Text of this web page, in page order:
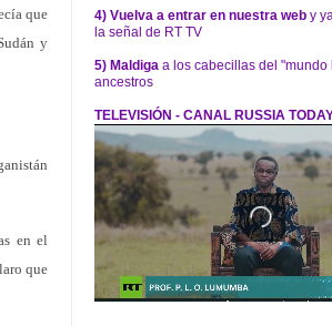
que
y
en el
que
4) Vuelva a entrar en nuestra web y
la señal de RT TV
5) Maldiga a los cabecillas del "mundo
ancestros
TELEVISIÓN - CANAL RUSSIA